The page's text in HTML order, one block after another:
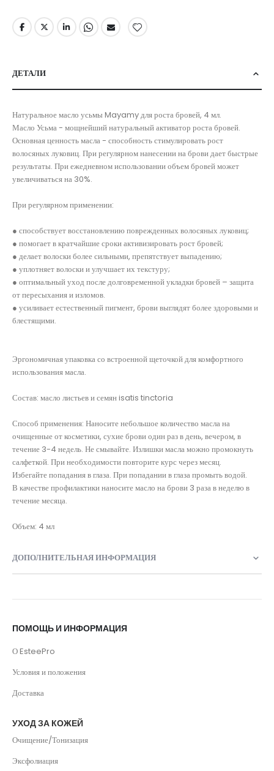
ДЕТАЛИ
Натуральное масло усьмы Mayamy для роста бровей, 4 мл.
Масло Усьма - мощнейший натуральный активатор роста бровей.
Основная ценность масла - способность стимулировать рост
волосяных луковиц. При регулярном нанесении на брови дает быстрые
результаты. При ежедневном использовании объем бровей может
увеличиваться на 30%.
При регулярном применении:
● способствует восстановлению поврежденных волосяных луковиц;
● помогает в кратчайшие сроки активизировать рост бровей;
● делает волоски более сильными, препятствует выпадению;
● уплотняет волоски и улучшает их текстуру;
● оптимальный уход после долговременной укладки бровей – защита
от пересыхания и изломов.
● усиливает естественный пигмент, брови выглядят более здоровыми и
блестящими.
Эргономичная упаковка со встроенной щеточкой для комфортного
использования масла.
Состав: масло листьев и семян isatis tinctoria
Способ применения: Наносите небольшое количество масла на
очищенные от косметики, сухие брови один раз в день, вечером, в
течение 3-4 недель. Не смывайте. Излишки масла можно промокнуть
салфеткой. При необходимости повторите курс через месяц.
Избегайте попадания в глаза. При попадании в глаза промыть водой.
В качестве профилактики наносите масло на брови 3 раза в неделю в
течение месяца.
Объем: 4 мл
ДОПОЛНИТЕЛЬНАЯ ИНФОРМАЦИЯ
ПОМОЩЬ И ИНФОРМАЦИЯ
О EsteePro
Условия и положения
Доставка
УХОД ЗА КОЖЕЙ
Очищение/Тонизация
Эксфолиация